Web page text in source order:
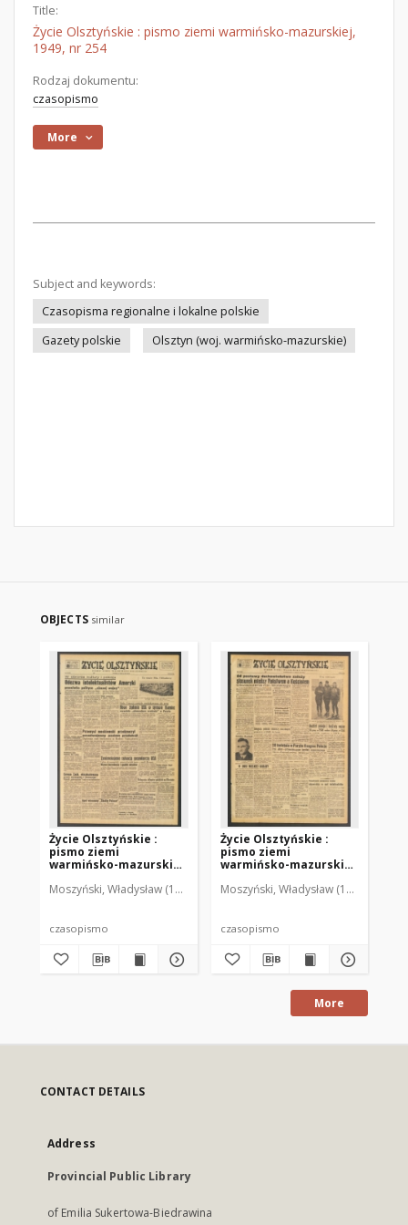
Title:
Życie Olsztyńskie : pismo ziemi warmińsko-mazurskiej,
1949, nr 254
Rodzaj dokumentu:
czasopismo
More
Subject and keywords:
Czasopisma regionalne i lokalne polskie
Gazety polskie
Olsztyn (woj. warmińsko-mazurskie)
OBJECTS similar
Życie Olsztyńskie :
pismo ziemi
warmińsko-mazurskiej,
Moszyński, Władysław (1922-2001). Red. Mroczkowski, Włodzimierz
czasopismo
Życie Olsztyńskie :
pismo ziemi
warmińsko-mazurskiej,
Moszyński, Władysław (1922-2001).
czasopismo
More
CONTACT DETAILS
Address
Provincial Public Library
of Emilia Sukertowa-Biedrawina